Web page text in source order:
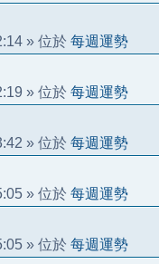
» 位於 每週運勢
» 位於 每週運勢
» 位於 每週運勢
» 位於 每週運勢
» 位於 每週運勢